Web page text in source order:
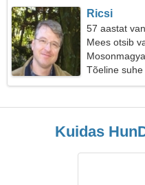
Ricsi
57 aastat
Mees otsib
Tõeline suhe
Kuidas